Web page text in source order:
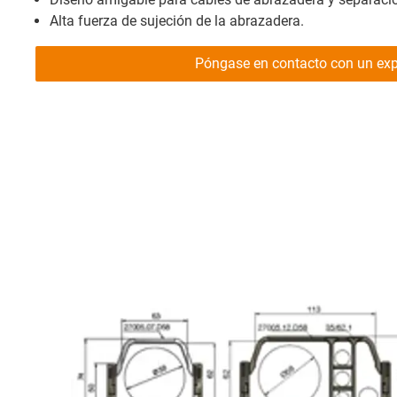
Alta fuerza de sujeción de la abrazadera.
Póngase en contacto con un